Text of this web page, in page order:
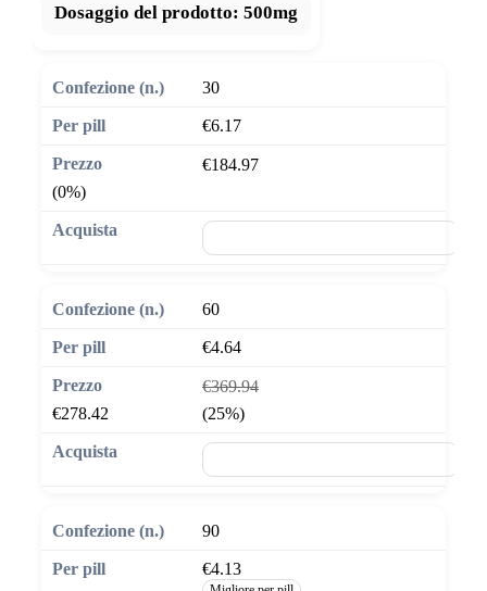
Dosaggio del prodotto: 500mg
30
€6.17
€184.97
(0%)
60
€4.64
€369.94
€278.42
(25%)
90
€4.13